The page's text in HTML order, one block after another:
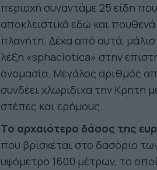
περιοχή συναντάμε 25 είδη
αποκλειστικά εδώ και
πλανήτη. Δέκα από αυτά,
λέξη «sphaciotica» στην
ονομασία. Μεγάλος αριθμός
συνδέει χλωριδικά την Κρήτη
στέπες και ερήμους.
Το αρχαιότερο δάσος της
που βρίσκεται στο δασόριο
υψόμετρο 1600 μέτρων, το